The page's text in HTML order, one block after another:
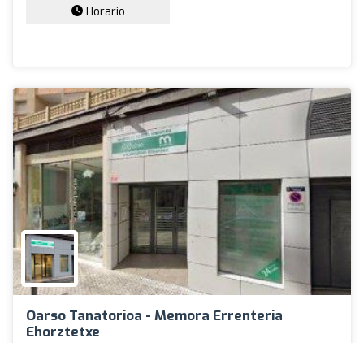
Horario
Oarso Tanatorioa - Memora Errenteria
Ehorztetxe